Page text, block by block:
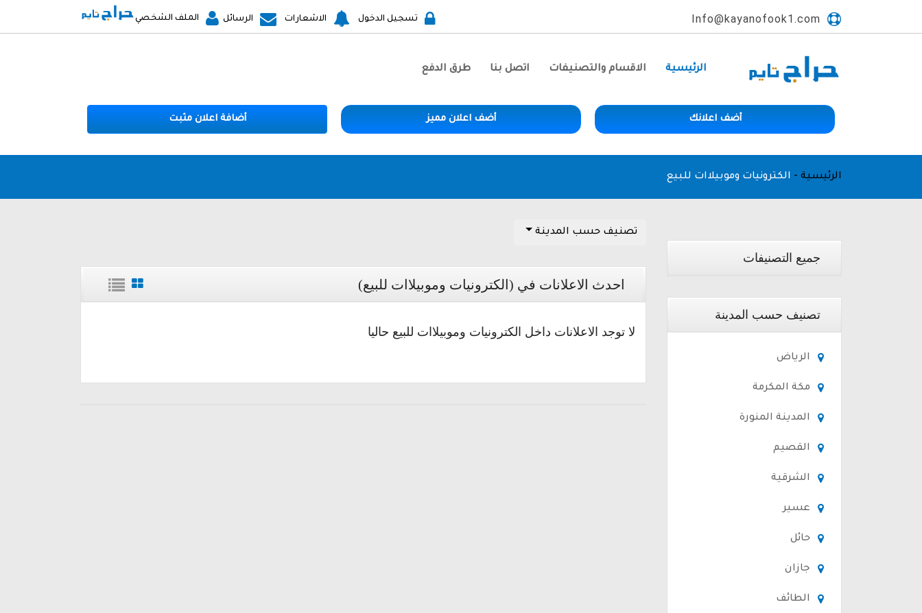
Info@kayanofook1.com الملف الشخصي الرسائل الاشعارات تسجيل الدخول
الرئيسية الاقسام والتصنيفات اتصل بنا طرق الدفع
أضف اعلانك أضف اعلان مميز أضافة اعلان مثبت
الرئيسية - الكترونيات وموبيلاات للبيع
تصنيف حسب المدينة
احدث الاعلانات في (الكترونيات وموبيلاات للبيع)
لا توجد الاعلانات داخل الكترونيات وموبيلاات للبيع حاليا
جميع التصنيفات
تصنيف حسب المدينة
الرياض
مكة المكرمة
المدينة المنورة
القصيم
الشرقية
عسير
حائل
جازان
الطائف